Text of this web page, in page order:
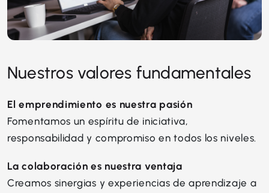
Nuestros valores fundamentales
El emprendimiento es nuestra pasión
Fomentamos un espíritu de iniciativa,
responsabilidad y compromiso en todos los niveles.
La colaboración es nuestra ventaja
Creamos sinergias y experiencias de aprendizaje a